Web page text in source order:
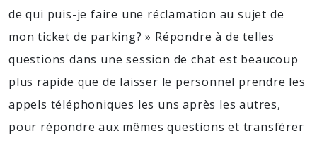
de qui puis-je faire une réclamation au sujet de
mon ticket de parking? » Répondre à de telles
questions dans une session de chat est beaucoup
plus rapide que de laisser le personnel prendre les
appels téléphoniques les uns après les autres,
pour répondre aux mêmes questions et transférer